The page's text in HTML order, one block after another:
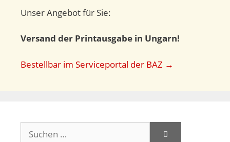
Unser Angebot für Sie:
Versand der Printausgabe in Ungarn!
Bestellbar im Serviceportal der BAZ →